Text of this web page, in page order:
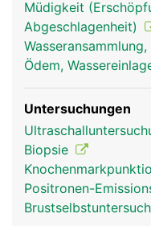
Müdigkeit
Abgeschlagenheit)
Ödem,
Untersuchungen
Biopsie
Positronen-